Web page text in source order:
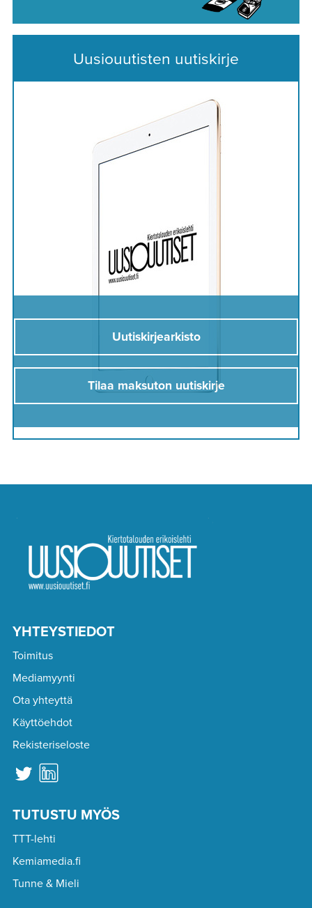
Uusiouutisten uutiskirje
Uutiskirjearkisto
Tilaa maksuton uutiskirje
YHTEYSTIEDOT
Toimitus
Mediamyynti
Ota yhteyttä
Käyttöehdot
Rekisteriseloste
TUTUSTU MYÖS
TTT-lehti
Kemiamedia.fi
Tunne & Mieli